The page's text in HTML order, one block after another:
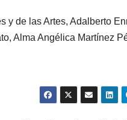
y de las Artes, Adalberto
Alma Angélica Martínez